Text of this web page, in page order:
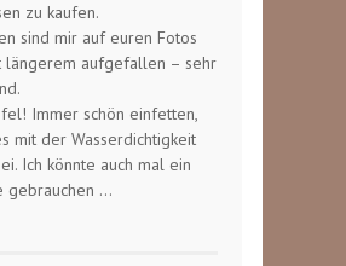
zu kaufen.
sind mir auf euren Fotos
längerem aufgefallen – sehr
Immer schön einfetten,
mit der Wasserdichtigkeit
Ich könnte auch mal ein
gebrauchen …